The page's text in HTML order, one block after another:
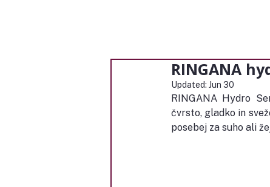
RINGANA
Updated: Jun 30
RINGANA Hydro
čvrsto, gladko in
posebej za suho ali